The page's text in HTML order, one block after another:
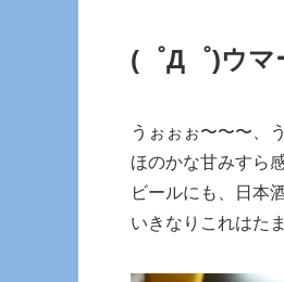
(゜Д゜)ウマ
うぉぉぉ〜〜〜、
ほのかな甘みすら
ビールにも、日本
いきなりこれはた